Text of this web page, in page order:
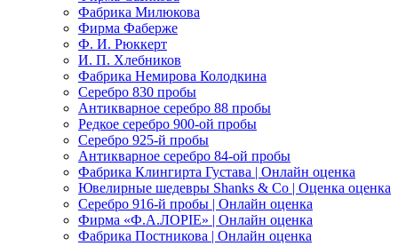
Фабрика Милюкова
Фирма Фаберже
Ф. И. Рюккерт
И. П. Хлебников
Фабрика Немирова Колодкина
Серебро 830 пробы
Антикварное серебро 88 пробы
Редкое серебро 900-ой пробы
Серебро 925-й пробы
Антикварное серебро 84-ой пробы
Фабрика Клингирта Густава | Онлайн оценка
Ювелирные шедевры Shanks & Co | Оценка оценка
Серебро 916-й пробы | Онлайн оценка
Фирма «Ф.А.ЛОРIЕ» | Онлайн оценка
Фабрика Постникова | Онлайн оценка